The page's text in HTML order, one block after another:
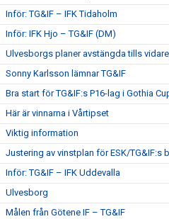
Inför: TG&IF – IFK Tidaholm
Inför: IFK Hjo – TG&IF (DM)
Ulvesborgs planer avstängda tills vidare
Sonny Karlsson lämnar TG&IF
Bra start för TG&IF:s P16-lag i Gothia
Här är vinnarna i Vårtipset
Viktig information
Justering av vinstplan för ESK/TG&IF:s
Inför: TG&IF – IFK Uddevalla
Ulvesborg
Målen från Götene IF – TG&IF